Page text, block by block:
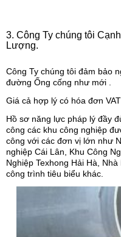
3. Công Ty chúng tôi
Lượng.
Công Ty chúng tôi đảm bảo
đường Ống cống như mới .
Giá cả hợp lý có hóa đơn
Hồ sơ năng lực pháp lý đầy
công các khu công nghiệp
công với các đơn vị lớn như
nghiệp Cái Lân, Khu Công
Nghiệp Texhong Hải Hà,
công trình tiêu biểu khác.